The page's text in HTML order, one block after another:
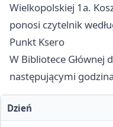
Wielkopolskiej 1a.
ponosi czytelnik
Punkt Ksero
W Bibliotece Głównej
następującymi
Dzień